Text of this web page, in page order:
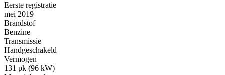
Eerste registratie
mei 2019
Brandstof
Benzine
Transmissie
Handgeschakeld
Vermogen
131 pk (96 kW)